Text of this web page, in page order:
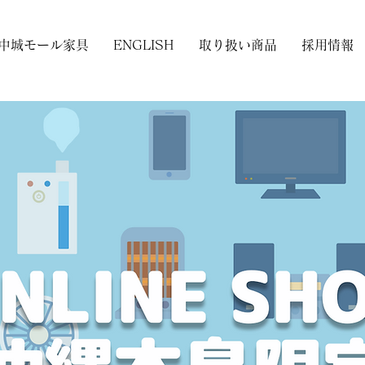
城モール家具 ENGLISH 取り扱い商品 採用情報